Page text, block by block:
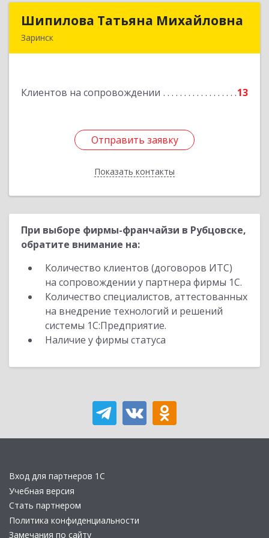
Шипилова Татьяна Михайловна
Заринск
Клиентов на сопровождении 13
Отправить заявку
Показать контакты
Шипилова Татьяна Михайловна
Отправить заявку
Назад
При выборе фирмы-франчайзи в Рубцовске,
обратите внимание на:
Количество клиентов (договоров ИТС)
на сопровождении у партнера фирмы 1С.
Количество специалистов, аттестованных
на внедрение технологий и решений
системы 1С:Предприятие.
Наличие у фирмы статуса
Вход для партнеров 1С
Учебная версия
Стать партнером
Политика конфиденциальности
Замечания по сайту